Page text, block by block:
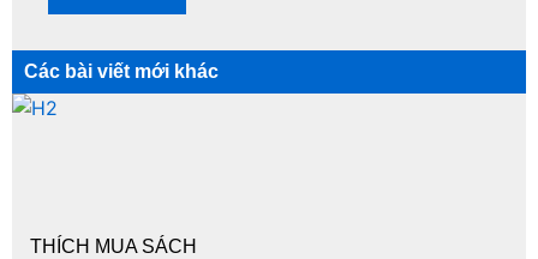
Các bài viết mới khác
THÍCH MUA SÁCH